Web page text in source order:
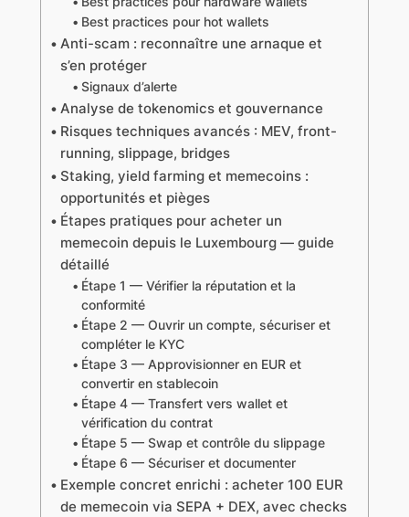
Best practices pour hot wallets
Anti-scam : reconnaître une arnaque et
s’en protéger
Signaux d’alerte
Analyse de tokenomics et gouvernance
Risques techniques avancés : MEV, front-
running, slippage, bridges
Staking, yield farming et memecoins :
opportunités et pièges
Étapes pratiques pour acheter un
memecoin depuis le Luxembourg — guide
détaillé
Étape 1 — Vérifier la réputation et la
conformité
Étape 2 — Ouvrir un compte, sécuriser et
compléter le KYC
Étape 3 — Approvisionner en EUR et
convertir en stablecoin
Étape 4 — Transfert vers wallet et
vérification du contrat
Étape 5 — Swap et contrôle du slippage
Étape 6 — Sécuriser et documenter
Exemple concret enrichi : acheter 100 EUR
de memecoin via SEPA + DEX, avec checks